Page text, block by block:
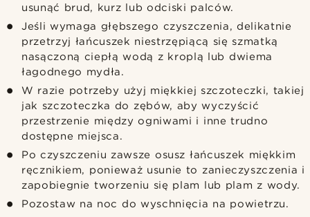
usunąć brud, kurz lub odciski palców.
Jeśli wymaga głębszego czyszczenia, delikatnie
przetrzyj łańcuszek niestrzępiącą się szmatką
nasączoną ciepłą wodą z kroplą lub dwiema
łagodnego mydła.
W razie potrzeby użyj miękkiej szczoteczki, takiej
jak szczoteczka do zębów, aby wyczyścić
przestrzenie między ogniwami i inne trudno
dostępne miejsca.
Po czyszczeniu zawsze osusz łańcuszek miękkim
ręcznikiem, ponieważ usunie to zanieczyszczenia i
zapobiegnie tworzeniu się plam lub plam z wody.
Pozostaw na noc do wyschnięcia na powietrzu.